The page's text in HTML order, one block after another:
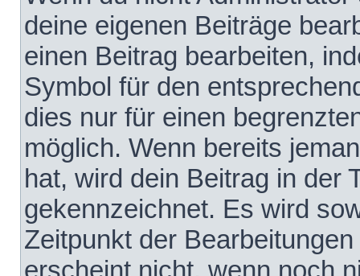
deine eigenen Beiträge
einen Beitrag bearbeiten,
Symbol für den
dies nur für einen
möglich. Wenn bereits
hat, wird dein Beitrag in der
gekennzeichnet. Es wird
Zeitpunkt der
erscheint nicht, wenn noch